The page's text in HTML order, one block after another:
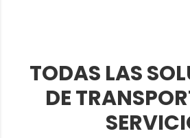
TODAS LAS
DE